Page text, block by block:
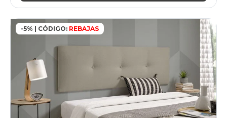
-5% | CÓDIGO: REBAJAS